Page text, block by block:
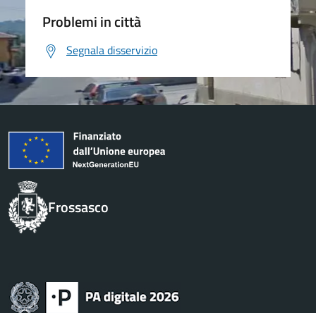
Problemi in città
Segnala disservizio
Frossasco